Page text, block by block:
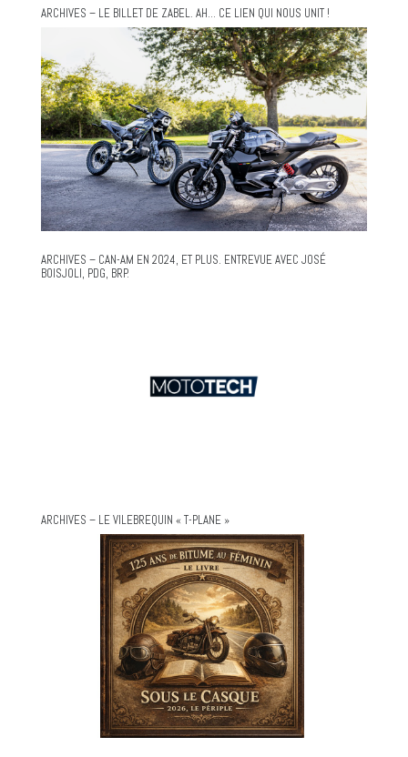
ARCHIVES – LE BILLET DE ZABEL. AH… CE LIEN QUI NOUS UNIT !
ARCHIVES – CAN-AM EN 2024, ET PLUS. ENTREVUE AVEC JOSÉ
BOISJOLI, PDG, BRP.
ARCHIVES – LE VILEBREQUIN « T-PLANE »